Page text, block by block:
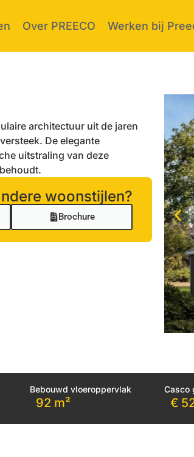
Over PREECO Werken bij
architectuur uit de jaren
De elegante
uitstraling van deze
woonstijlen?​
Brochure
Bebouwd vloeroppervlak
92 m²
Casco
€